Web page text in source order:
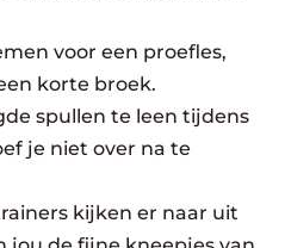
voor een proefles,
korte broek.
spullen te leen tijdens
je niet over na te
kijken er naar uit